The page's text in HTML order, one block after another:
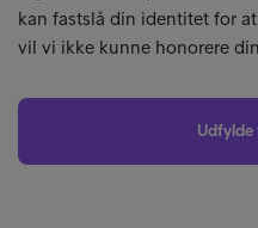
kan fastslå din identitet for
vil vi ikke kunne honorere